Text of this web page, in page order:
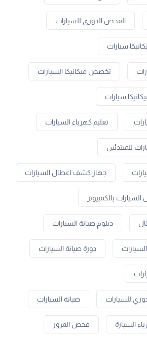
الفحص الدوري للسيارات
سيارات
تخصص ميكانيكا السيارات
سيارات
تعليم كهرباء السيارات
للمبتدئين
جهاز كشف اعطال السيارات
بالكمبيوتر
دبلوم صيانة السيارات
دورة صيانة السيارات
للسيارات صيانة السيارات
السيارة فحص المرور